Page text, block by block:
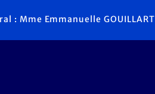
: Mme Emmanuelle GOUILLART